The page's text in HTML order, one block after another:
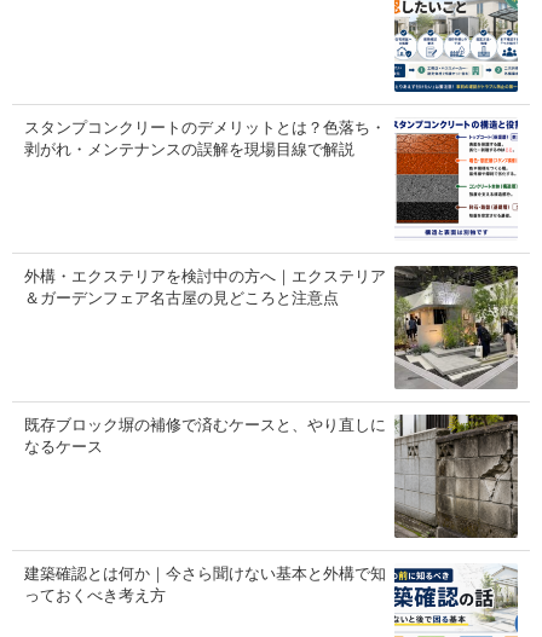
スタンプコンクリートのデメリットとは？色落ち・
剥がれ・メンテナンスの誤解を現場目線で解説
外構・エクステリアを検討中の方へ｜エクステリア
＆ガーデンフェア名古屋の見どころと注意点
既存ブロック塀の補修で済むケースと、やり直しに
なるケース
建築確認とは何か｜今さら聞けない基本と外構で知
っておくべき考え方